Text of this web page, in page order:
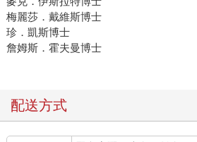
梅麗莎．戴維斯博士
珍．凱斯博士
詹姆斯．霍夫曼博士
配送方式